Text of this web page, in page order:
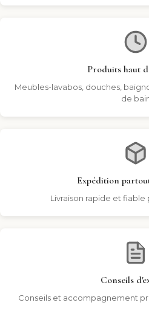
Produits haut
Meubles-lavabos, douches,
de
Expédition
Livraison rapide et fiable
Conseils
Conseils et accompagnement